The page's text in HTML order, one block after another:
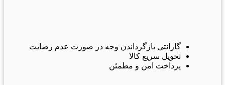
گارانتی بازگرداندن وجه در صورت عدم رضایت
تحویل سریع کالا
پرداخت امن و مطمئن